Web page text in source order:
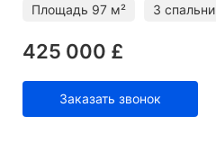
Площадь 97 м² 3 спальни
425 000 £
Заказать звонок